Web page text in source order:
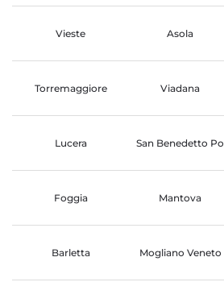
Vieste Asola
Torremaggiore Viadana
Lucera San Benedetto Po
Foggia Mantova
Barletta Mogliano Veneto